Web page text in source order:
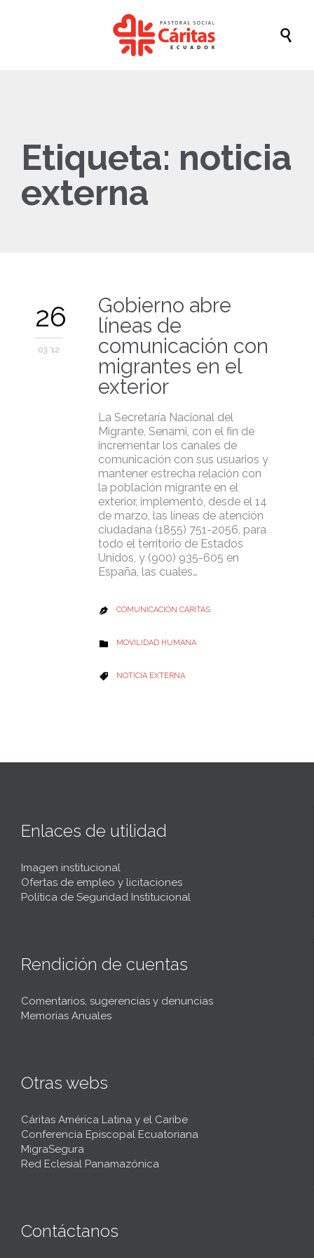

Etiqueta: noticia
externa
26
03 '12
Gobierno abre
líneas de
comunicación con
migrantes en el
exterior
La Secretaría Nacional del
Migrante, Senami, con el fin de
incrementar los canales de
comunicación con sus usuarios y
mantener estrecha relación con
la población migrante en el
exterior, implementó, desde el 14
de marzo, las líneas de atención
ciudadana (1855) 751-2056, para
todo el territorio de Estados
Unidos, y (900) 935-605 en
España, las cuales…
 COMUNICACIÓN CÁRITAS
 CATEGORY
MOVILIDAD HUMANA
 CATEGORY
NOTICIA EXTERNA
Enlaces de utilidad
Imagen institucional
Ofertas de empleo y licitaciones
Política de Seguridad Institucional
Rendición de cuentas
Comentarios, sugerencias y denuncias
Memorias Anuales
Otras webs
Cáritas América Latina y el Caribe
Conferencia Episcopal Ecuatoriana
MigraSegura
Red Eclesial Panamazónica
Contáctanos